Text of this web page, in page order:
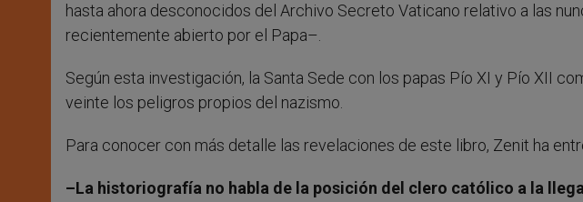
hasta ahora desconocidos del Archivo Secreto Vaticano relativo a las
recientemente abierto por el Papa–.
Según esta investigación, la Santa Sede con los papas Pío XI y Pío XII
veinte los peligros propios del nazismo.
Para conocer con más detalle las revelaciones de este libro, Zenit ha
–La historiografía no habla de la posición del clero católico a la